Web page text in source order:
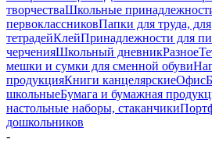
творчестваШкольные
первоклассниковПапки для труда, для
тетрадейКлейПринадлежности для
черченияШкольный дневникРазное
мешки и сумки для сменной обуви
продукцияКниги канцелярскиеОфис
школьныеБумага и бумажная
настольные наборы, стаканчики
дошкольников
-